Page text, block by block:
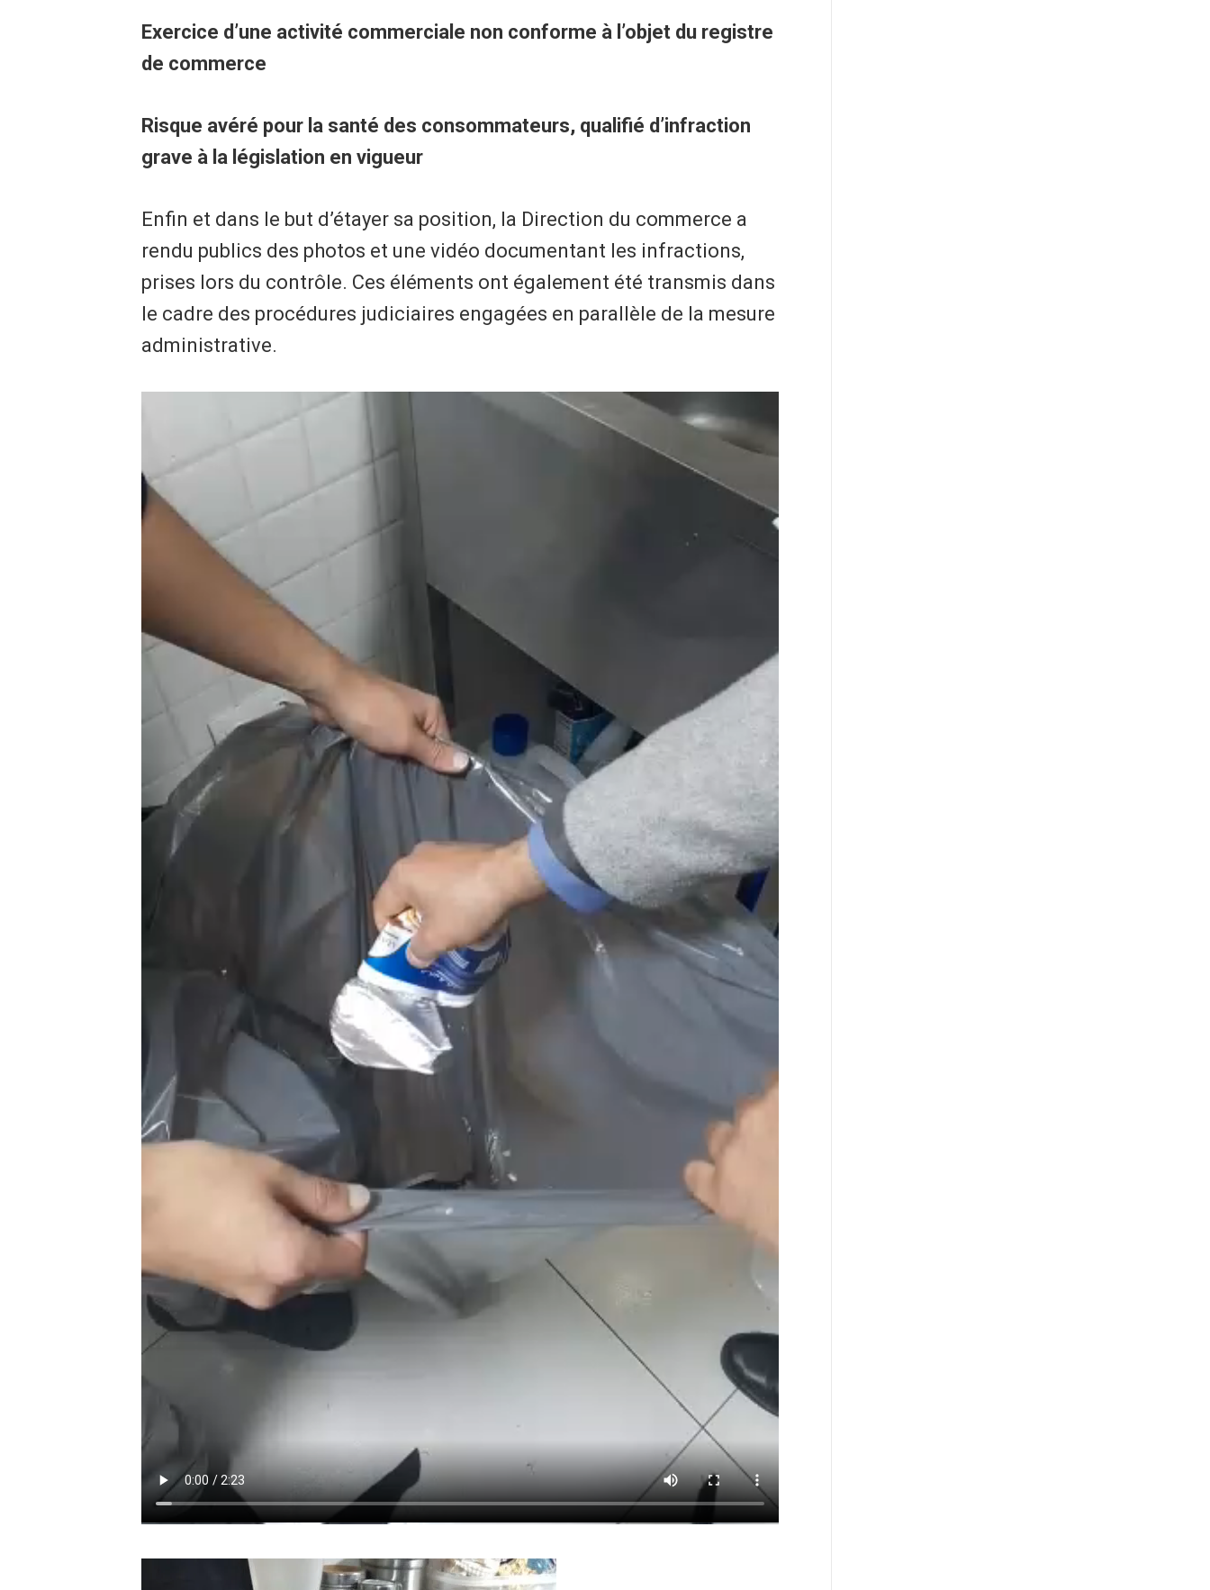
Exercice d’une activité commerciale non conforme à l’objet du registre
de commerce
Risque avéré pour la santé des consommateurs, qualifié d’infraction
grave à la législation en vigueur
Enfin et dans le but d’étayer sa position, la Direction du commerce a
rendu publics des photos et une vidéo documentant les infractions,
prises lors du contrôle. Ces éléments ont également été transmis dans
le cadre des procédures judiciaires engagées en parallèle de la mesure
administrative.